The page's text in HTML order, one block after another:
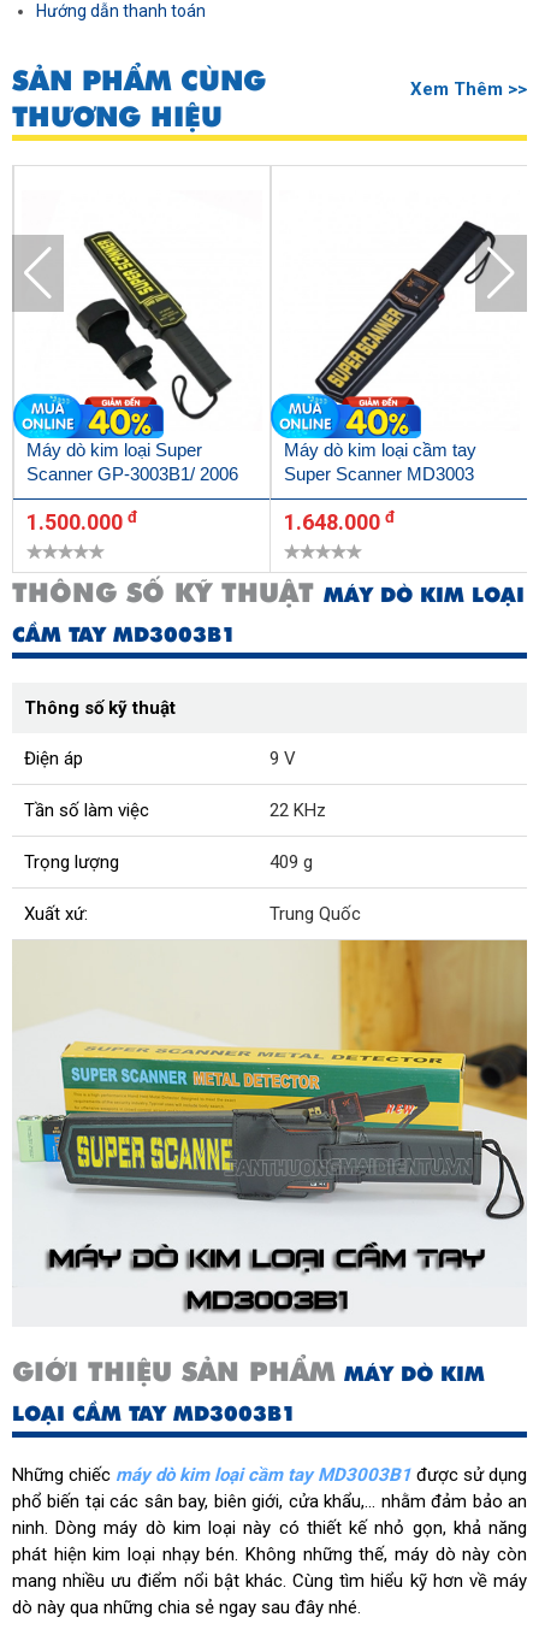
Hướng dẫn thanh toán
SẢN PHẨM CÙNG
THƯƠNG HIỆU
Xem Thêm >>
Máy dò kim loại Super
Scanner GP-3003B1/ 2006
1.500.000 đ
Máy dò kim loại cầm tay
Super Scanner MD3003
1.648.000 đ
THÔNG SỐ KỸ THUẬT MÁY DÒ KIM LOẠI
CẦM TAY MD3003B1
Thông số kỹ thuật
Điện áp 9 V
Tần số làm việc 22 KHz
Trọng lượng 409 g
Xuất xứ: Trung Quốc
GIỚI THIỆU SẢN PHẨM MÁY DÒ KIM
LOẠI CẦM TAY MD3003B1
Những chiếc máy dò kim loại cầm tay MD3003B1 được sử dụng
phổ biến tại các sân bay, biên giới, cửa khẩu,... nhằm đảm bảo an
ninh. Dòng máy dò kim loại này có thiết kế nhỏ gọn, khả năng
phát hiện kim loại nhạy bén. Không những thế, máy dò này còn
mang nhiều ưu điểm nổi bật khác. Cùng tìm hiểu kỹ hơn về máy
dò này qua những chia sẻ ngay sau đây nhé.